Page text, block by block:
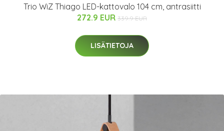
Trio WiZ Thiago LED-kattovalo 104 cm, antrasiitti
272.9 EUR 339.9 EUR
LISÄTIETOJA